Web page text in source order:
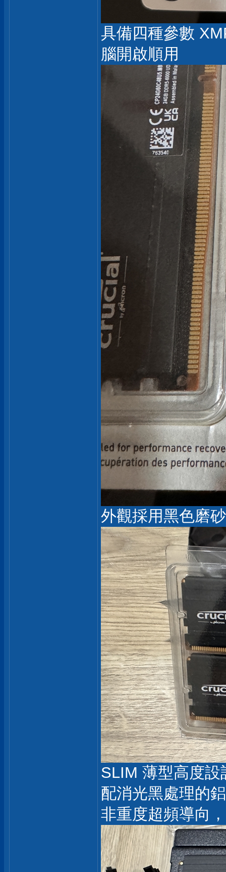
具備四種參數
腦開啟順用
外觀採用黑色磨
SLIM 薄型高度
配消光黑處理的
非重度超頻導向